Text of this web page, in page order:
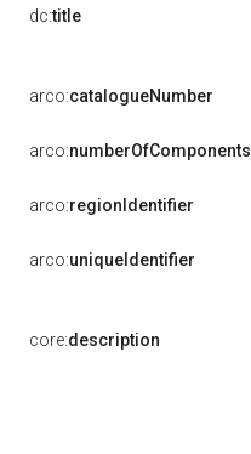
dc:title
arco:catalogueNumber
arco:numberOfComponents
arco:regionIdentifier
arco:uniqueIdentifier
core:description